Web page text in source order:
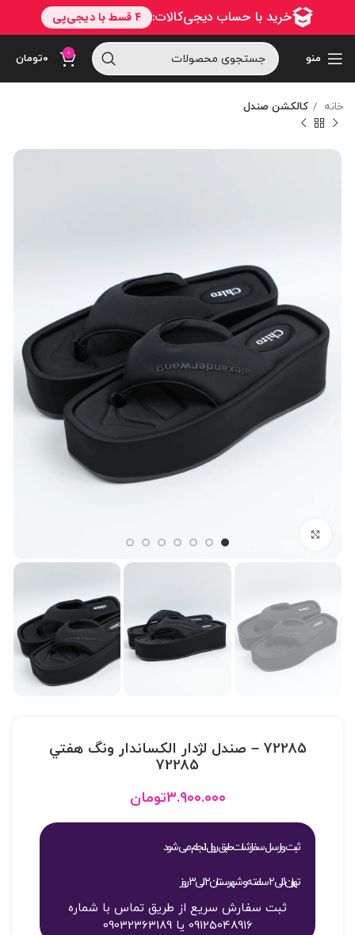
منو 0 ۰تومان
خانه کالکشن صندل
72285 – صندل لژدار الکساندار ونگ هفتي
72285
۳.۹۰۰.۰۰۰تومان
ثبت و ارسال سفارشات طبق روال انجام می شود
تهران 1 الی 2 ساعته و شهرستان 2 الی 3 روز
ثبت سفارش سریع از طریق تماس با شماره
09125048916 یا 09032363189